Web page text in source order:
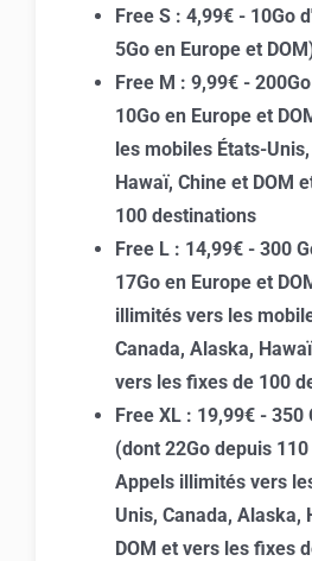
Free S : 4,99€ - 10Go
5Go en Europe et
Free M : 9,99€ -
10Go en Europe et
les mobiles États-
Hawaï, Chine et DOM
100 destinations
Free L : 14,99€ - 300
17Go en Europe et
illimités vers les
Canada, Alaska,
vers les fixes de 100
Free XL : 19,99€ - 350
(dont 22Go depuis
Appels illimités vers
Unis, Canada, Alaska,
DOM et vers les fixes